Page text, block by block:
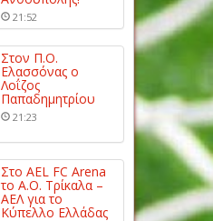
21:52
Στον Π.Ο.
Ελασσόνας ο
Λοΐζος
Παπαδημητρίου
21:23
Στο AEL FC Arena
το Α.Ο. Τρίκαλα –
ΑΕΛ για το
Κύπελλο Ελλάδας